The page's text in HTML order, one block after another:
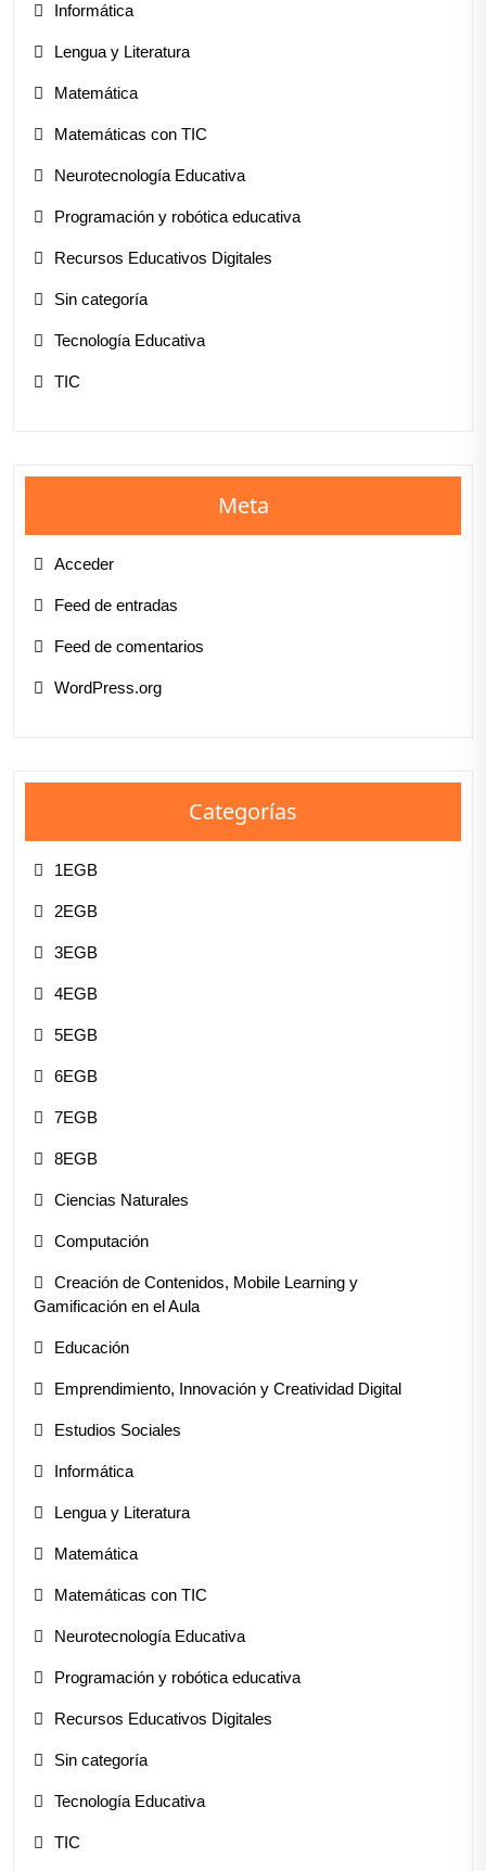
Informática
Lengua y Literatura
Matemática
Matemáticas con TIC
Neurotecnología Educativa
Programación y robótica educativa
Recursos Educativos Digitales
Sin categoría
Tecnología Educativa
TIC
Meta
Acceder
Feed de entradas
Feed de comentarios
WordPress.org
Categorías
1EGB
2EGB
3EGB
4EGB
5EGB
6EGB
7EGB
8EGB
Ciencias Naturales
Computación
Creación de Contenidos, Mobile Learning y
Gamificación en el Aula
Educación
Emprendimiento, Innovación y Creatividad Digital
Estudios Sociales
Informática
Lengua y Literatura
Matemática
Matemáticas con TIC
Neurotecnología Educativa
Programación y robótica educativa
Recursos Educativos Digitales
Sin categoría
Tecnología Educativa
TIC